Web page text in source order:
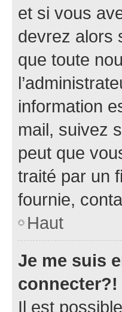
et si vous
devrez alors
que toute
information
mail, suivez
peut que
traité par un
fournie,
Haut
Je me suis
connecter?!
Il est